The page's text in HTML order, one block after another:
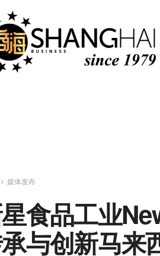
媒体发布
食品工业
与创新马来